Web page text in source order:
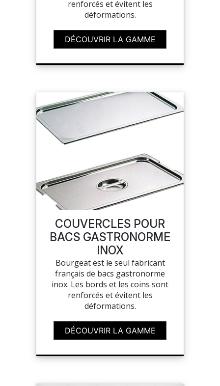
renforcés et évitent les
déformations.
DÉCOUVRIR LA GAMME
COUVERCLES POUR
BACS GASTRONORME
INOX
Bourgeat est le seul fabricant
français de bacs gastronorme
inox. Les bords et les coins sont
renforcés et évitent les
déformations.
DÉCOUVRIR LA GAMME